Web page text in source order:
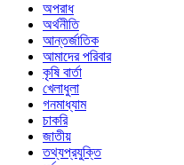
অপরাধ
অর্থনীতি
আন্তর্জাতিক
আমাদের পরিবার
কৃষি বার্তা
খেলাধুলা
গনমাধ্যাম
চাকরি
জাতীয়
তথ্যপ্রযুক্তি